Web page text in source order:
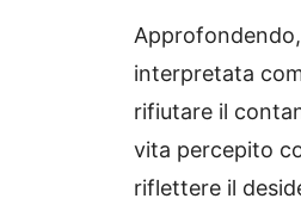
interpretata
rifiutare il
vita percepito
riflettere il